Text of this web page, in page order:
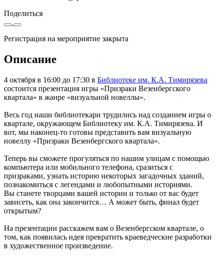
Поделиться
Регистрация на мероприятие закрыта
Описание
4 октября в 16:00 до 17:30 в Библиотеке им. К.А. Тимирязева
состоится презентация игры «Призраки Везенбергского
квартала» в жанре «визуальной новеллы».
Весь год наши библиотекари трудились над созданием игры о
квартале, окружающем Библиотеку им. К.А. Тимирязева. И
вот, мы наконец-то готовы представить вам визуальную
новеллу «Призраки Везенбергского квартала».
Теперь вы сможете прогуляться по нашим улицам с помощью
компьютера или мобильного телефона, сразиться с
призраками, узнать историю некоторых загадочных зданий,
познакомиться с легендами и любопытными историями.
Вы станете творцами вашей истории и только от вас будет
зависеть, как она закончится… А может быть, финал будет
открытым?
На презентации расскажем вам о Везенбергском квартале, о
том, как появилась идея превратить краеведческие разработки
в художественное произведение.